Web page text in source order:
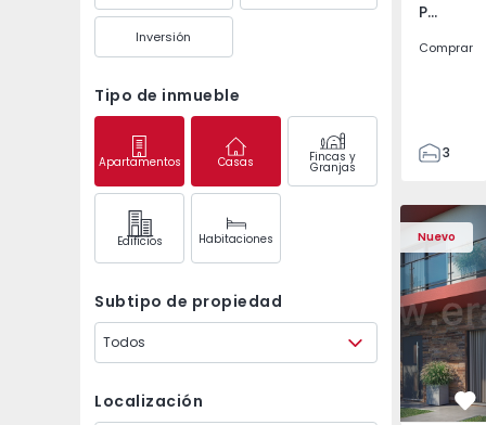
Inversión
Tipo de inmueble
Apartamentos Casas Fincas y
Granjas
Edifícios Habitaciones
Subtipo de propiedad
Todos
Localización
Pedrouços, Porto
Comprar
3
105
122
1
-1
Nuevo